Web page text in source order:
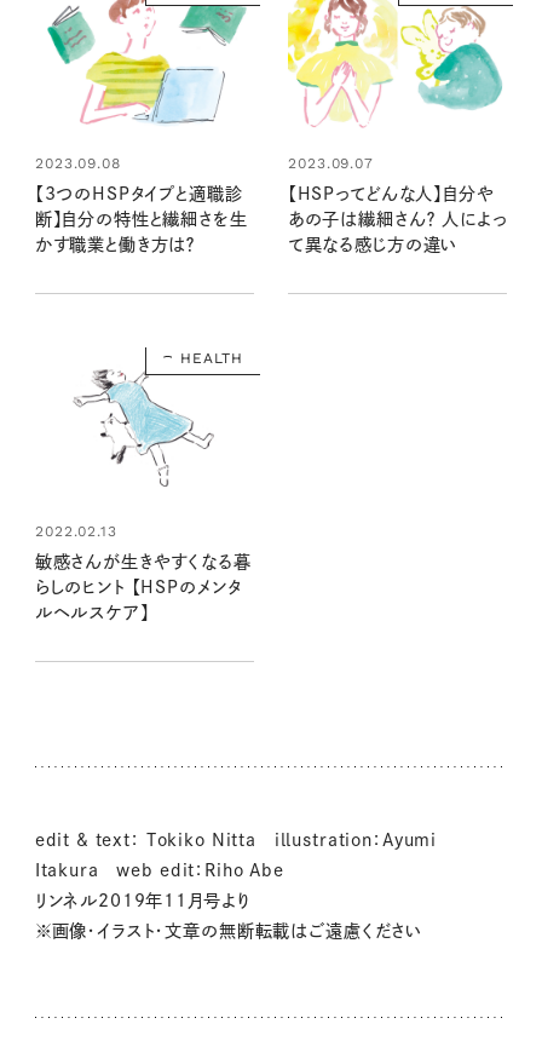
2023.09.08
【3つのHSPタイプと適職診
断】自分の特性と繊細さを生
かす職業と働き方は？
2023.09.07
【HSPってどんな人】自分や
あの子は繊細さん？ 人によっ
て異なる感じ方の違い
HEALTH
2022.02.13
敏感さんが生きやすくなる暮
らしのヒント 【HSPのメンタ
ルヘルスケア】
edit & text： Tokiko Nitta illustration：Ayumi
Itakura web edit：Riho Abe
リンネル2019年11月号より
※画像・イラスト・文章の無断転載はご遠慮ください